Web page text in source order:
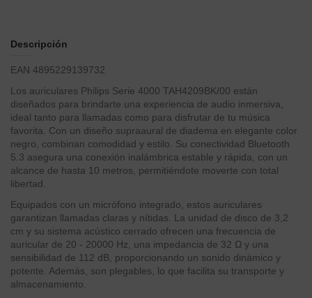
Descripción
EAN 4895229139732
Los auriculares Philips Serie 4000 TAH4209BK/00 están
diseñados para brindarte una experiencia de audio inmersiva,
ideal tanto para llamadas como para disfrutar de tu música
favorita. Con un diseño supraaural de diadema en elegante color
negro, combinan comodidad y estilo. Su conectividad Bluetooth
5.3 asegura una conexión inalámbrica estable y rápida, con un
alcance de hasta 10 metros, permitiéndote moverte con total
libertad.
Equipados con un micrófono integrado, estos auriculares
garantizan llamadas claras y nítidas. La unidad de disco de 3,2
cm y su sistema acústico cerrado ofrecen una frecuencia de
auricular de 20 - 20000 Hz, una impedancia de 32 Ω y una
sensibilidad de 112 dB, proporcionando un sonido dinámico y
potente. Además, son plegables, lo que facilita su transporte y
almacenamiento.